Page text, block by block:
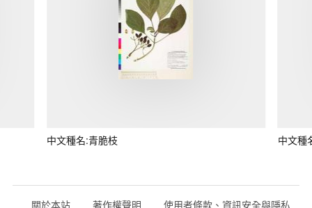
中文種名:青脆枝 中文種
關於本站 著作權聲明 使用者條款、資訊安全與隱私